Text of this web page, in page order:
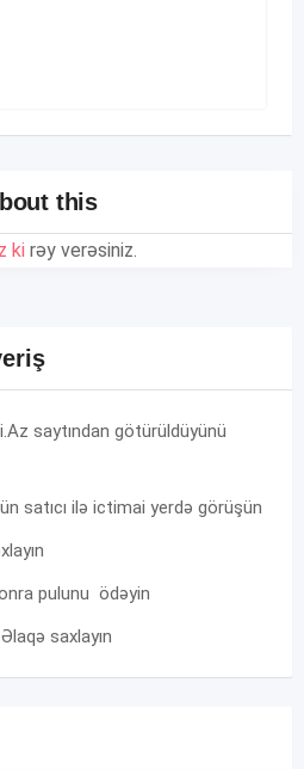
this
ki rəy verəsiniz.
saytından götürüldüyünü
satıcı ilə ictimai yerdə görüşün
pulunu ödəyin
Əlaqə saxlayın